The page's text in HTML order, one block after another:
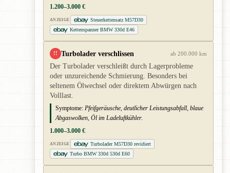
1.200–3.000 €
ANZEIGE
Steuerkettensatz M57D30
Kettenspanner BMW 330d E46
!! Turbolader verschlissen ab 200.000 km
Der Turbolader verschleißt durch Lagerprobleme
oder unzureichende Schmierung. Besonders bei
seltenem Ölwechsel oder direktem Abwürgen nach
Volllast.
Symptome: Pfeifgeräusche, deutlicher Leistungsabfall, blaue
Abgaswolken, Öl im Ladeluftkühler.
1.000–3.000 €
ANZEIGE
Turbolader M57D30 revidiert
Turbo BMW 330d 530d E60